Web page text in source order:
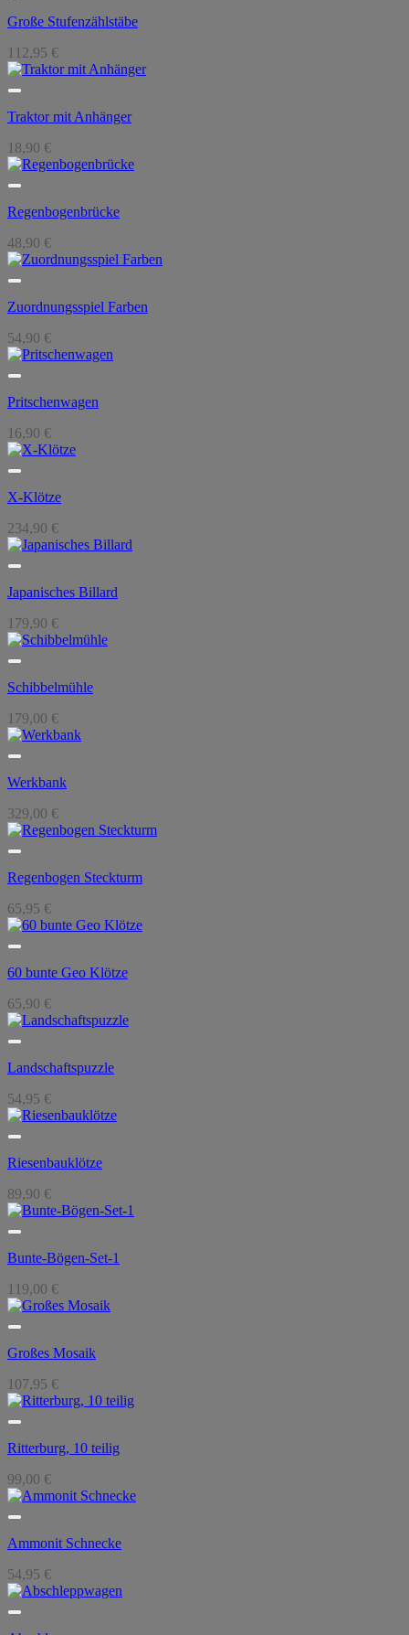
Große Stufenzählstäbe
112,95 €
Traktor mit Anhänger
18,90 €
Regenbogenbrücke
48,90 €
Zuordnungsspiel Farben
54,90 €
Pritschenwagen
16,90 €
X-Klötze
234,90 €
Japanisches Billard
179,90 €
Schibbelmühle
179,00 €
Werkbank
329,00 €
Regenbogen Steckturm
65,95 €
60 bunte Geo Klötze
65,90 €
Landschaftspuzzle
54,95 €
Riesenbauklötze
89,90 €
Bunte-Bögen-Set-1
119,00 €
Großes Mosaik
107,95 €
Ritterburg, 10 teilig
99,00 €
Ammonit Schnecke
54,95 €